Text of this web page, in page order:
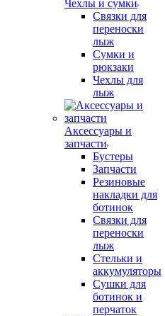
Чехлы и сумки
Связки для
переноски
лыж
Сумки и
рюкзаки
Чехлы для
лыж
Аксессуары и
запчасти
Бустеры
Запчасти
Резиновые
накладки для
ботинок
Связки для
переноски
лыж
Стельки и
аккумуляторы
Сушки для
ботинок и
перчаток